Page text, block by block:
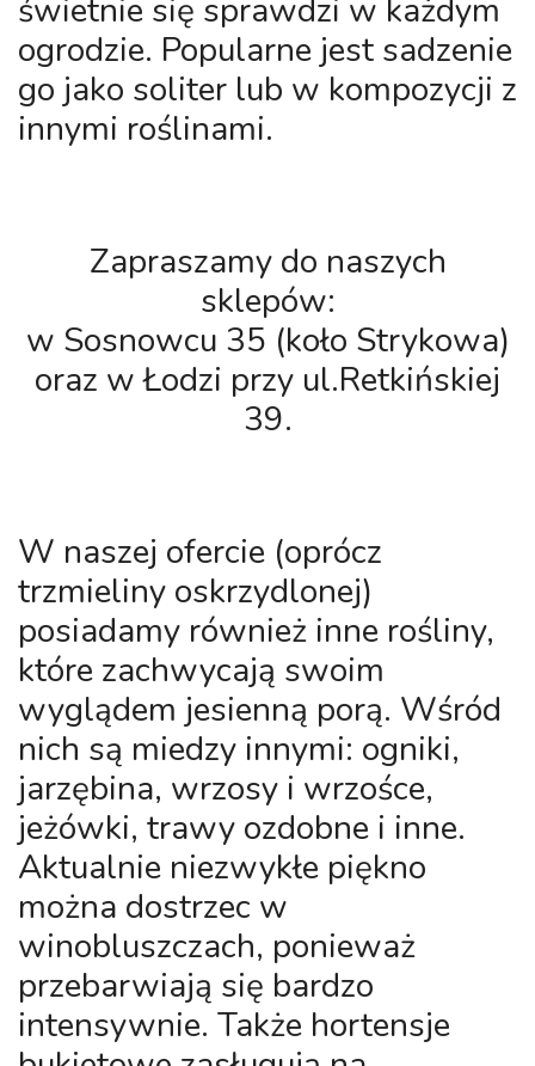
świetnie się sprawdzi w każdym
ogrodzie. Popularne jest sadzenie
go jako soliter lub w kompozycji z
innymi roślinami.
Zapraszamy do naszych
sklepów:
w Sosnowcu 35 (koło Strykowa)
oraz w Łodzi przy ul.Retkińskiej
39.
W naszej ofercie (oprócz
trzmieliny oskrzydlonej)
posiadamy również inne rośliny,
które zachwycają swoim
wyglądem jesienną porą. Wśród
nich są miedzy innymi: ogniki,
jarzębina, wrzosy i wrzośce,
jeżówki, trawy ozdobne i inne.
Aktualnie niezwykłe piękno
można dostrzec w
winobluszczach, ponieważ
przebarwiają się bardzo
intensywnie. Także hortensje